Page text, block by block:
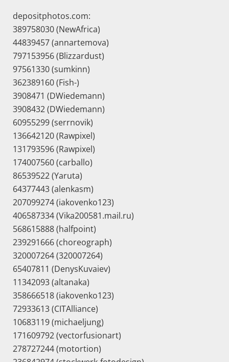
depositphotos.com:
389758030 (NewAfrica)
44839457 (annartemova)
797153956 (Blizzardust)
97561330 (sumkinn)
362389160 (Fish-)
3908471 (DWiedemann)
3908432 (DWiedemann)
60955299 (serrnovik)
136642120 (Rawpixel)
131793596 (Rawpixel)
174007560 (carballo)
86539522 (Yaruta)
64377443 (alenkasm)
207099274 (iakovenko123)
406587334 (Vika200581.mail.ru)
568615888 (halfpoint)
239291666 (choreograph)
320007264 (320007264)
65407811 (DenysKuvaiev)
11342093 (altanaka)
358666518 (iakovenko123)
72933613 (CITAlliance)
10683119 (michaeljung)
171609792 (vectorfusionart)
278727244 (motortion)